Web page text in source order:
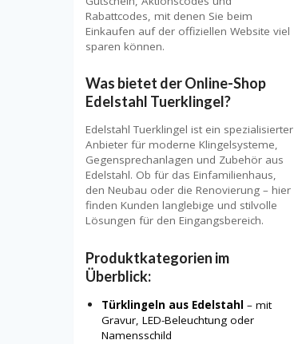
Rabattcodes, mit denen Sie beim
Einkaufen auf der offiziellen Website viel
sparen können.
Was bietet der Online-Shop
Edelstahl Tuerklingel?
Edelstahl Tuerklingel ist ein spezialisierter
Anbieter für moderne Klingelsysteme,
Gegensprechanlagen und Zubehör aus
Edelstahl. Ob für das Einfamilienhaus,
den Neubau oder die Renovierung – hier
finden Kunden langlebige und stilvolle
Lösungen für den Eingangsbereich.
Produktkategorien im
Überblick:
Türklingeln aus Edelstahl – mit
Gravur, LED-Beleuchtung oder
Namensschild